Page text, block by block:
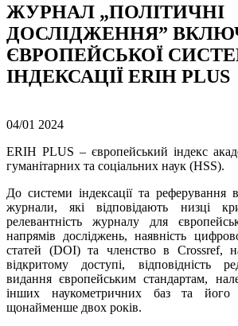
ЖУРНАЛ „ПОЛІТИЧНІ
ДОСЛІДЖЕННЯ”
ЄВРОПЕЙСЬКОЇ
ІНДЕКСАЦІЇ ERIH PLUS
04/01 2024
ERIH PLUS – європейський індекс
гуманітарних та соціальних наук (HSS).
До системи індексації та реферування
журнали, які відповідають низці
релевантність журналу для
напрямів досліджень, наявність
статей (DOI) та членство в Crossref,
відкритому доступі, відповідність
видання європейським стандартам,
інших наукометричних баз та його
щонайменше двох років.